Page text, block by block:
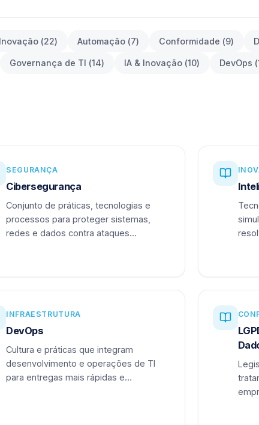
Inovação (22) Automação (7) Conformidade (9)
Governança de TI (14) IA & Inovação (10) DevOps (
SEGURANÇA
Cibersegurança
Conjunto de práticas, tecnologias e
processos para proteger sistemas,
redes e dados contra ataques
INFRAESTRUTURA
DevOps
Cultura e práticas que integram
desenvolvimento e operações de TI
para entregas mais rápidas e